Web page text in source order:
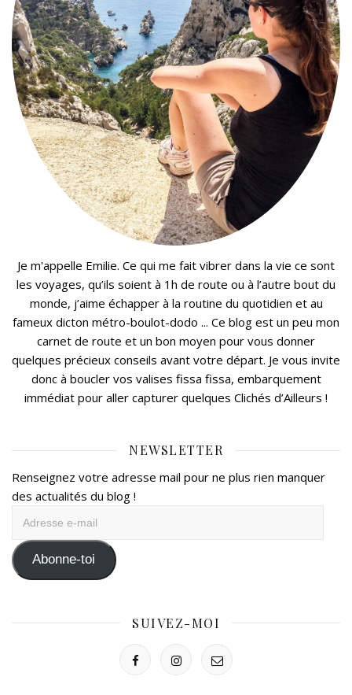
Je m'appelle Emilie. Ce qui me fait vibrer dans la vie ce sont
les voyages, qu’ils soient à 1h de route ou à l’autre bout du
monde, j’aime échapper à la routine du quotidien et au
fameux dicton métro-boulot-dodo ... Ce blog est un peu mon
carnet de route et un bon moyen pour vous donner
quelques précieux conseils avant votre départ. Je vous invite
donc à boucler vos valises fissa fissa, embarquement
immédiat pour aller capturer quelques Clichés d’Ailleurs !
NEWSLETTER
Renseignez votre adresse mail pour ne plus rien manquer
des actualités du blog !
mail Abonne-toi
SUIVEZ-MOI